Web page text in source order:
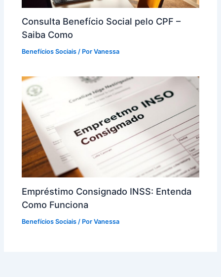
Consulta Benefício Social pelo CPF –
Saiba Como
Benefícios Sociais / PorVanessa
Empréstimo Consignado INSS: Entenda
Como Funciona
Benefícios Sociais / PorVanessa